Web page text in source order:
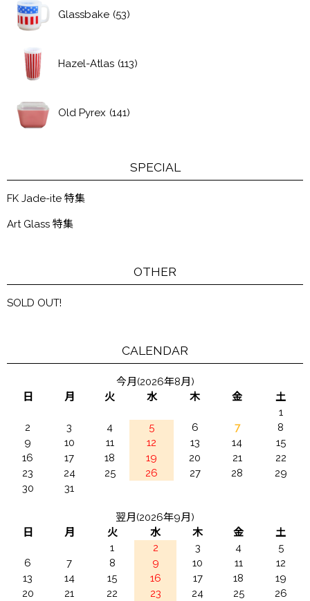
Glassbake (53)
Hazel-Atlas (113)
Old Pyrex (141)
SPECIAL
FK Jade-ite 特集
Art Glass 特集
OTHER
SOLD OUT!
CALENDAR
今月(2026年8月)
日
月 火 水 木 金
土
1
2
3 4 5 6 7
8
9
10 11 12 13 14
15
16
17 18 19 20 21
22
23
24 25 26 27 28
29
30
31
翌月(2026年9月)
日
月 火 水 木 金
土
1
2 3 4
5
6
7 8 9 10 11
12
13
14 15 16 17 18
19
20
21 22 23 24 25
26